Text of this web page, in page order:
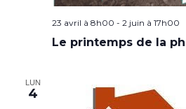
23 avril à 8h00 - 2 juin à 17h00
Le printemps de la
LUN
4